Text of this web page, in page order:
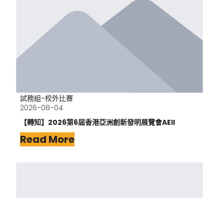
試務組-校外比賽
2026-08-04
【轉知】2026第6屆香港亞洲創新發明展覽會AEII
Read More